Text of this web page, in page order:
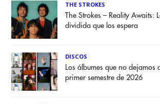
THE STROKES
The Strokes – Reality Awaits:
dividida que los espera
DISCOS
Los álbumes que no dejamos
primer semestre de 2026